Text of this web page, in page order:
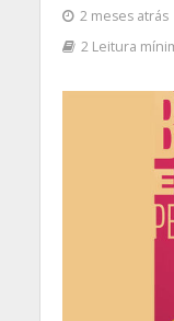
2 meses atrás
2 Leitura